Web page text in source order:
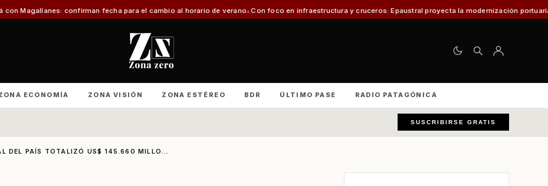
fecha para el cambio al horario de verano Con foco en infraestructura y cruceros: Epaustral proyecta la modernización portuaria para el
ECONOMÍA ZONA VISIÓN ZONA ESTÉREO BDR ÚLTIMO PASE RADIO PATAGÓNICA
SUSCRIBIRSE GRATIS
DEL PAÍS TOTALIZÓ US$ 145.660 MILLO...